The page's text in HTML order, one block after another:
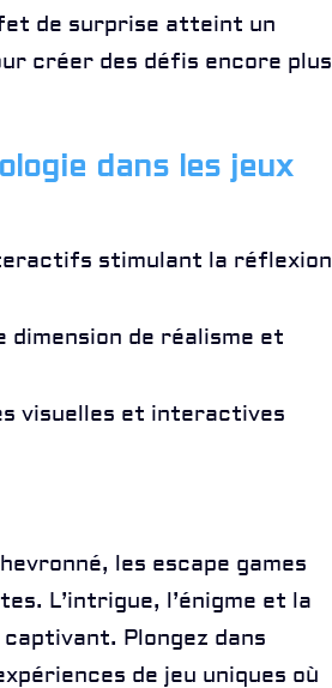
de surprise atteint un
créer des défis encore plus
dans les jeux
stimulant la réflexion
dimension de réalisme et
visuelles et interactives
les escape games
L’intrigue, l’énigme et la
Plongez dans
de jeu uniques où